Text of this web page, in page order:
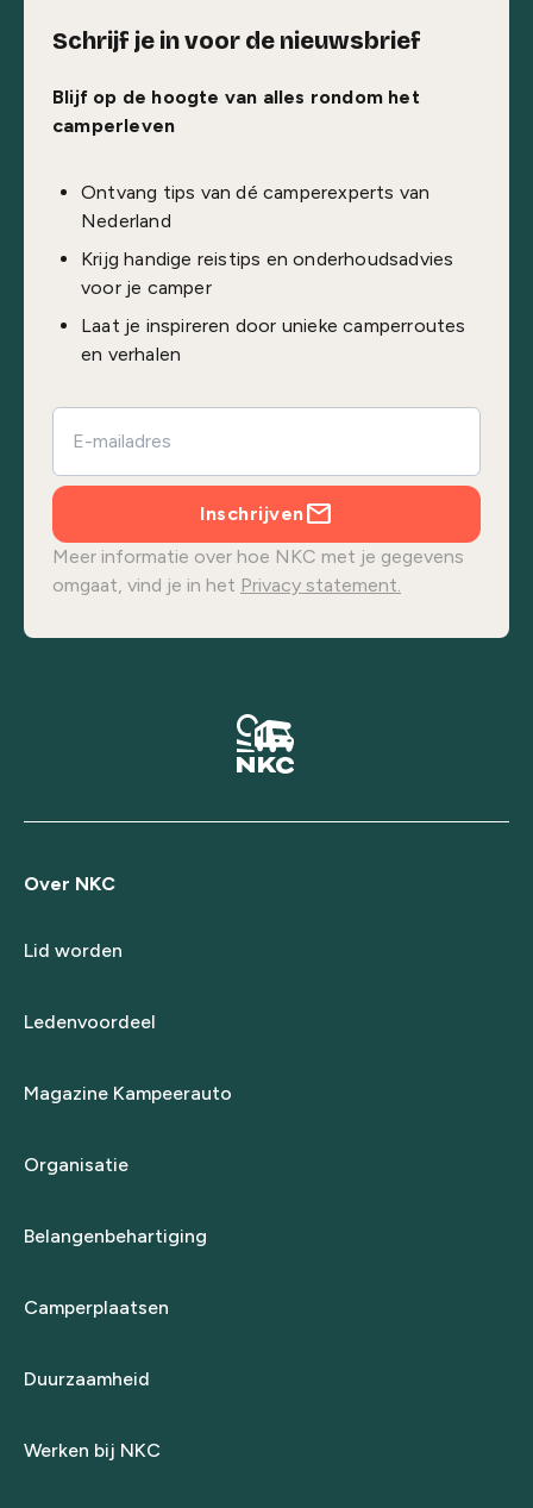
Schrijf je in voor de nieuwsbrief
Blijf op de hoogte van alles rondom het
camperleven
Ontvang tips van dé camperexperts van
Nederland
Krijg handige reistips en onderhoudsadvies
voor je camper
Laat je inspireren door unieke camperroutes
en verhalen
Inschrijven
Meer informatie over hoe NKC met je gegevens
omgaat, vind je in het Privacy statement.
Over NKC
Lid worden
Ledenvoordeel
Magazine Kampeerauto
Organisatie
Belangenbehartiging
Camperplaatsen
Duurzaamheid
Werken bij NKC